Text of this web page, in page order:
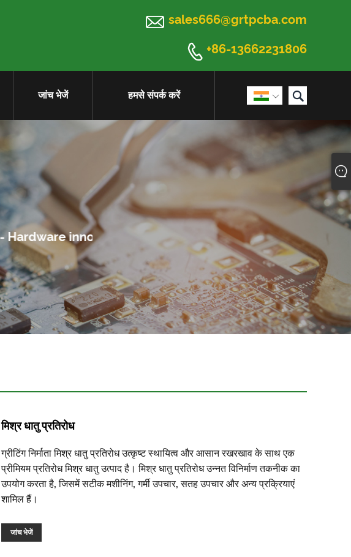
 sales666@grtpcba.com
 +86-13662231806
 
जांच भेजें हमसे संपर्क करें
मिश्र धातु प्रतिरोध
ग्रीटिंग निर्माता मिश्र धातु प्रतिरोध उत्कृष्ट स्थायित्व और आसान रखरखाव के साथ एक
प्रीमियम प्रतिरोध मिश्र धातु उत्पाद है। मिश्र धातु प्रतिरोध उन्नत विनिर्माण तकनीक का
उपयोग करता है, जिसमें सटीक मशीनिंग, गर्मी उपचार, सतह उपचार और अन्य प्रक्रियाएं
शामिल हैं।
जांच भेजें